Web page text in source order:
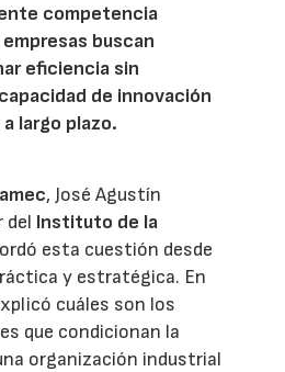
competencia
buscan
eficiencia sin
de innovación
largo plazo.
, José Agustín
del Instituto de la
esta cuestión desde
y estratégica. En
cuáles son los
que condicionan la
organización industrial